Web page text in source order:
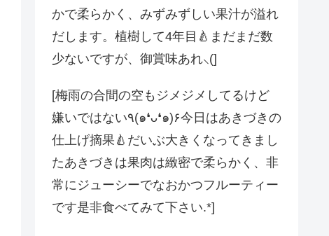
かで柔らかく、みずみずしい果汁が溢れ
だします。植樹して4年目🍐まだまだ数
少ないですが、御賞味あれ⸜(]
[梅雨の合間の️空もジメジメしてるけど
嫌いではない٩(๑❛ᴗ❛๑)۶今日はあきづきの
仕上げ摘果🍐だいぶ大きくなってきまし
たあきづきは果肉は緻密で柔らかく、非
常にジューシーでなおかつフルーティー
です是非食べてみて下さい︎.*]